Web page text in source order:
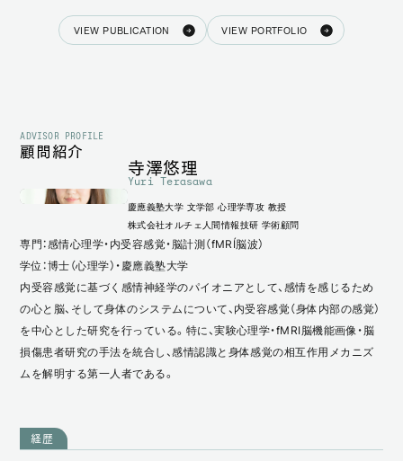
VIEW PUBLICATION VIEW PORTFOLIO
顧問紹介
ADVISOR PROFILE
寺澤悠理
Yuri Terasawa
慶應義塾大学 文学部 心理学専攻 教授
株式会社オルチェ人間情報技研 学術顧問
専門：感情心理学・内受容感覚・脳計測（fMRI／脳波）
学位：博士（心理学）・慶應義塾大学
内受容感覚に基づく感情神経学のパイオニアとして、感情を感じるため
の心と脳、そして身体のシステムについて、内受容感覚（身体内部の感覚）
を中心とした研究を行っている。特に、実験心理学・fMRI脳機能画像・脳
損傷患者研究の手法を統合し、感情認識と身体感覚の相互作用メカニズ
ムを解明する第一人者である。
経歴